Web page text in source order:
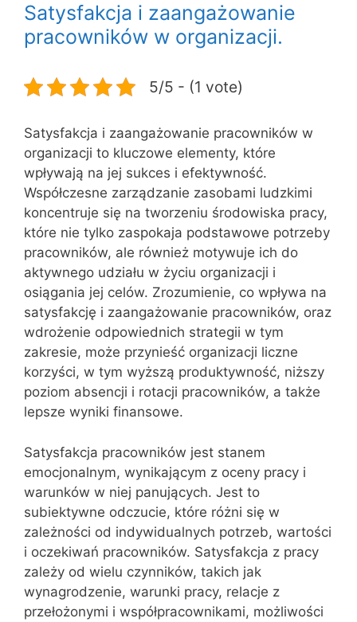
Satysfakcja i zaangażowanie
pracowników w organizacji.
5/5 - (1 vote)
Satysfakcja i zaangażowanie pracowników w
organizacji to kluczowe elementy, które
wpływają na jej sukces i efektywność.
Współczesne zarządzanie zasobami ludzkimi
koncentruje się na tworzeniu środowiska pracy,
które nie tylko zaspokaja podstawowe potrzeby
pracowników, ale również motywuje ich do
aktywnego udziału w życiu organizacji i
osiągania jej celów. Zrozumienie, co wpływa na
satysfakcję i zaangażowanie pracowników, oraz
wdrożenie odpowiednich strategii w tym
zakresie, może przynieść organizacji liczne
korzyści, w tym wyższą produktywność, niższy
poziom absencji i rotacji pracowników, a także
lepsze wyniki finansowe.
Satysfakcja pracowników jest stanem
emocjonalnym, wynikającym z oceny pracy i
warunków w niej panujących. Jest to
subiektywne odczucie, które różni się w
zależności od indywidualnych potrzeb, wartości
i oczekiwań pracowników. Satysfakcja z pracy
zależy od wielu czynników, takich jak
wynagrodzenie, warunki pracy, relacje z
przełożonymi i współpracownikami, możliwości